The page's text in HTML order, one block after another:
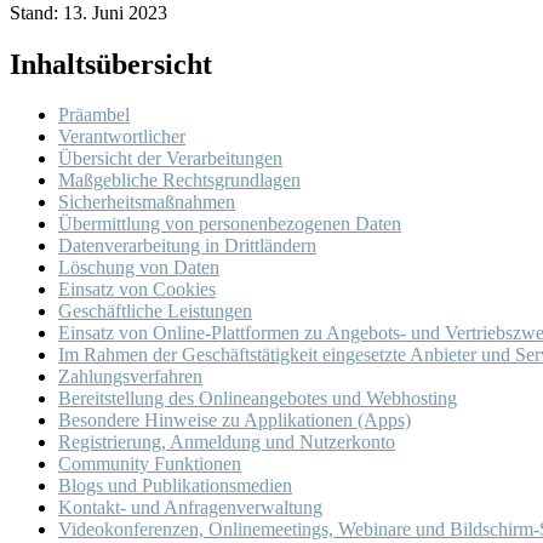
Stand: 13. Juni 2023
Inhaltsübersicht
Präambel
Verantwortlicher
Übersicht der Verarbeitungen
Maßgebliche Rechtsgrundlagen
Sicherheitsmaßnahmen
Übermittlung von personenbezogenen Daten
Datenverarbeitung in Drittländern
Löschung von Daten
Einsatz von Cookies
Geschäftliche Leistungen
Einsatz von Online-Plattformen zu Angebots- und
Im Rahmen der Geschäftstätigkeit eingesetzte Anbieter und
Zahlungsverfahren
Bereitstellung des Onlineangebotes und Webhosting
Besondere Hinweise zu Applikationen (Apps)
Registrierung, Anmeldung und Nutzerkonto
Community Funktionen
Blogs und Publikationsmedien
Kontakt- und Anfragenverwaltung
Videokonferenzen, Onlinemeetings, Webinare und